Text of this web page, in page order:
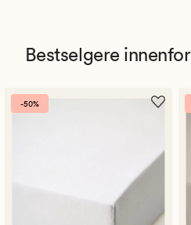
Bestselgere
-50%